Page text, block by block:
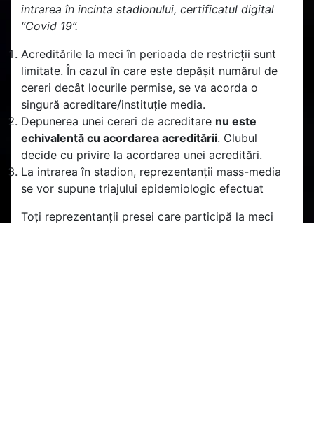
intrarea în incinta stadionului, certificatul digital
“Covid 19”.
Acreditările la meci în perioada de restricții sunt
limitate. În cazul în care este depășit numărul de
cereri decât locurile permise, se va acorda o
singură acreditare/instituție media.
Depunerea unei cereri de acreditare nu este
echivalentă cu acordarea acreditării. Clubul
decide cu privire la acordarea unei acreditări.
La intrarea în stadion, reprezentanții mass-media
se vor supune triajului epidemiologic efectuat
Toți reprezentanții presei care participă la meci